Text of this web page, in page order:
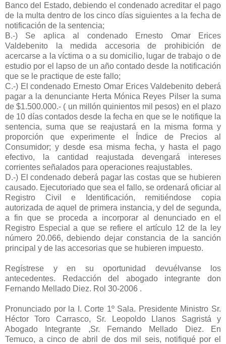
Banco del Estado, debiendo el condenado acreditar el pago
de la multa dentro de los cinco días siguientes a la fecha de
notificación de la sentencia;
B.-) Se aplica al condenado Ernesto Omar Erices
Valdebenito la medida accesoria de prohibición de
acercarse a la víctima o a su domicilio, lugar de trabajo o de
estudio por el lapso de un año contado desde la notificación
que se le practique de este fallo;
C.-) El condenado Ernesto Omar Erices Valdebenito deberá
pagar a la denunciante Herta Mónica Reyes Pilser la suma
de $1.500.000.- ( un millón quinientos mil pesos) en el plazo
de 10 días contados desde la fecha en que se le notifique la
sentencia, suma que se reajustará en la misma forma y
proporción que experimente el Índice de Precios al
Consumidor; y desde esa misma fecha, y hasta el pago
efectivo, la cantidad reajustada devengará intereses
corrientes señalados para operaciones reajustables.
D.-) El condenado deberá pagar las costas que se hubieren
causado. Ejecutoriado que sea el fallo, se ordenará oficiar al
Registro Civil e Identificación, remitiéndose copia
autorizada de aquel de primera instancia, y del de segunda,
a fin que se proceda a incorporar al denunciado en el
Registro Especial a que se refiere el artículo 12 de la ley
número 20.066, debiendo dejar constancia de la sanción
principal y de las accesorias que se hubieren impuesto.
Regístrese y en su oportunidad devuélvanse los
antecedentes. Redacción del abogado integrante don
Fernando Mellado Diez. Rol 30-2006 .
Pronunciado por la I. Corte 1º Sala. Presidente Ministro Sr.
Héctor Toro Carrasco, Sr. Leopoldo Llanos Sagristá y
Abogado Integrante ,Sr. Fernando Mellado Diez. En
Temuco, a cinco de abril de dos mil seis, notifiqué por el